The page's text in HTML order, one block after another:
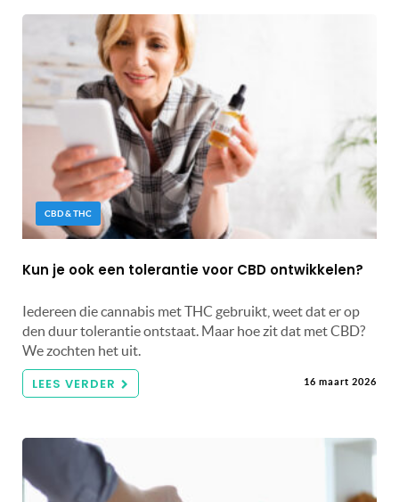
CBD & THC
Kun je ook een tolerantie voor CBD ontwikkelen?
Iedereen die cannabis met THC gebruikt, weet dat er op
den duur tolerantie ontstaat. Maar hoe zit dat met CBD?
We zochten het uit.
LEES VERDER 16 maart 2026